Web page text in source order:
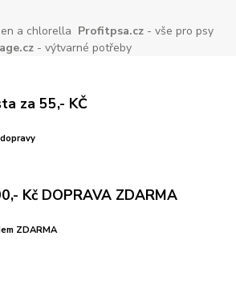
a chlorella Profitpsa.cz - vše pro psy
- výtvarné potřeby
za 55,- KČ
Kč DOPRAVA ZDARMA
ZDARMA